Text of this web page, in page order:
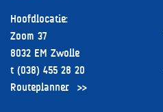
Hoofdlocatie:
Zoom 37
8032 EM Zwolle
t (038) 455 28 20
Routeplanner